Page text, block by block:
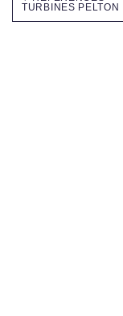
TURBINES PELTON